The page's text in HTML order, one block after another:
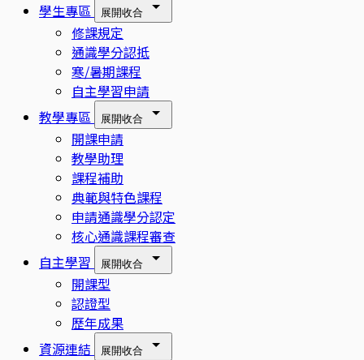
學生專區
展開收合
修課規定
通識學分認抵
寒/暑期課程
自主學習申請
教學專區
展開收合
開課申請
教學助理
課程補助
典範與特色課程
申請通識學分認定
核心通識課程審查
自主學習
展開收合
開課型
認證型
歷年成果
資源連結
展開收合